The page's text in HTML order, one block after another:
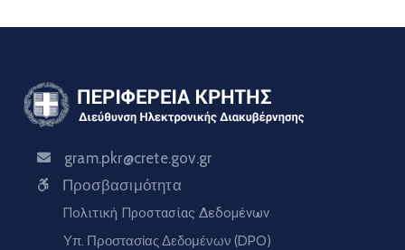
gram.pkr@crete.gov.gr
Προσβασιμότητα
Πολιτική Προστασίας Δεδομένων
Υπ. Προστασίας Δεδομένων (DPO)